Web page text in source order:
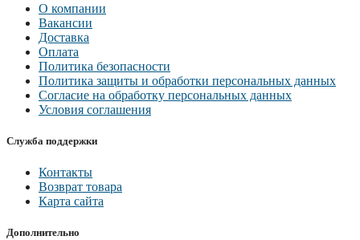
О компании
Вакансии
Доставка
Оплата
Политика безопасности
Политика защиты и обработки персональных данных
Согласие на обработку персональных данных
Условия соглашения
Служба поддержки
Контакты
Возврат товара
Карта сайта
Дополнительно